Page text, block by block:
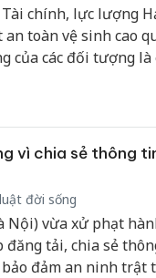
chính, lực lượng
toàn vệ sinh cao
của các đối tượng
vì chia sẻ thông
đời sống
Nội) vừa xử phạt
tải, chia sẻ
đảm an ninh trật